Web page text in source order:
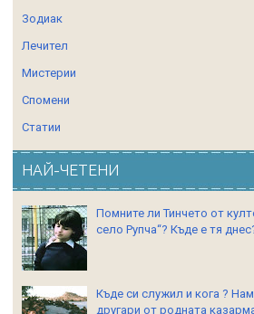
Зодиак
Лечител
Мистерии
Спомени
Статии
НАЙ-ЧЕТЕНИ
Помните ли Тинчето от
село Рупча“? Къде е тя
Къде си служил и кога ?
другари от родната